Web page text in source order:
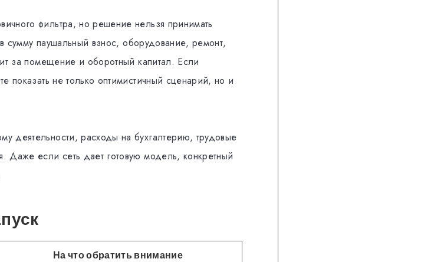
фильтра, но решение нельзя принимать
сумму паушальный взнос, оборудование, ремонт,
за помещение и оборотный капитал. Если
показать не только оптимистичный сценарий, но и
деятельности, расходы на бухгалтерию, трудовые
если сеть дает готовую модель, конкретный
На что обратить внимание